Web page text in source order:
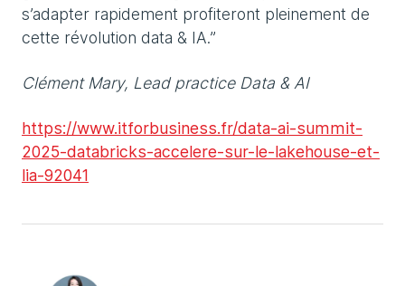
s’adapter rapidement profiteront pleinement de
cette révolution data & IA.”
Clément Mary, Lead practice Data & AI
https://www.itforbusiness.fr/data-ai-summit-
2025-databricks-accelere-sur-le-lakehouse-et-
lia-92041